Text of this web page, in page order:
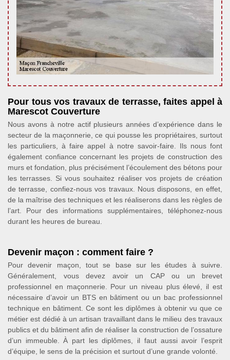
Pour tous vos travaux de terrasse, faites appel à
Marescot Couverture
Nous avons à notre actif plusieurs années d’expérience dans le
secteur de la maçonnerie, ce qui pousse les propriétaires, surtout
les particuliers, à faire appel à notre savoir-faire. Ils nous font
également confiance concernant les projets de construction des
murs et fondation, plus précisément l’écoulement des bétons pour
les terrasses. Si vous souhaitez réaliser vos projets de création
de terrasse, confiez-nous vos travaux. Nous disposons, en effet,
de la maîtrise des techniques et les réaliserons dans les règles de
l’art. Pour des informations supplémentaires, téléphonez-nous
durant les heures de bureau.
Devenir maçon : comment faire ?
Pour devenir maçon, tout se base sur les études à suivre.
Généralement, vous devez avoir un CAP ou un brevet
professionnel en maçonnerie. Pour un niveau plus élevé, il est
nécessaire d’avoir un BTS en bâtiment ou un bac professionnel
technique en bâtiment. Ce sont les diplômes à obtenir vu que ce
métier est dédié à un artisan travaillant dans le milieu des travaux
publics et du bâtiment afin de réaliser la construction de l’ossature
d’un immeuble. À part les diplômes, il faut aussi avoir l’esprit
d’équipe, le sens de la précision et surtout d’une grande volonté.